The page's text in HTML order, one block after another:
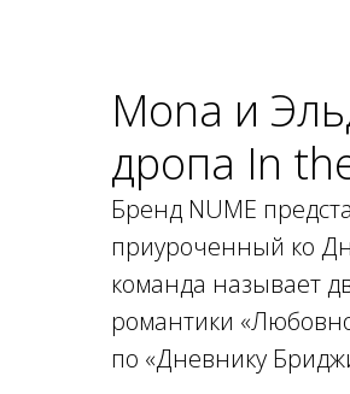
Mona и
дропа In
Бренд NUME
приуроченный ко
команда называет
романтики
по «Дневнику